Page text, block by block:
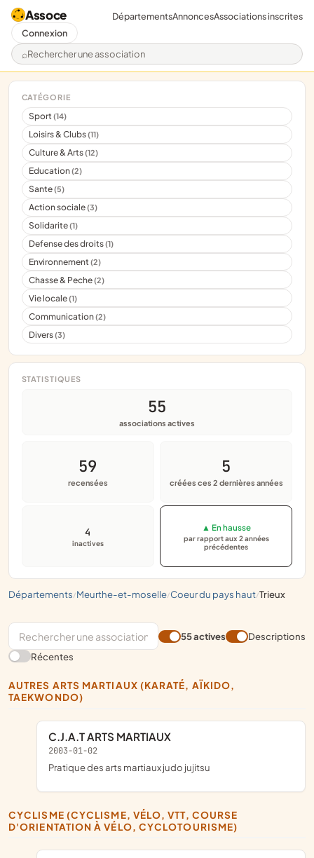
Assoce
Rechercher une association
DépartementsAnnoncesAssociations inscrites
Connexion
départements/ meurthe-et-moselle/ coeur du pays haut/ trieux
CATÉGORIE
Sport(14)
Loisirs & Clubs(11)
Culture & Arts(12)
Education(2)
Sante(5)
Action sociale(3)
Solidarite(1)
Defense des droits(1)
Environnement(2)
Chasse & Peche(2)
Vie locale(1)
Communication(2)
Divers(3)
STATISTIQUES
55
associations actives
59
recensées
5
créées ces 2 dernières années
4
inactives
▲ En hausse
par rapport aux 2 années
précédentes
55 actives
Descriptions
Récentes
AUTRES ARTS MARTIAUX (KARATÉ, AÏKIDO,
TAEKWONDO)
C.J.A.T ARTS MARTIAUX
2003-01-02
pratique des arts martiaux judo jujitsu
CYCLISME (CYCLISME, VÉLO, VTT, COURSE
D'ORIENTATION À VÉLO, CYCLOTOURISME)